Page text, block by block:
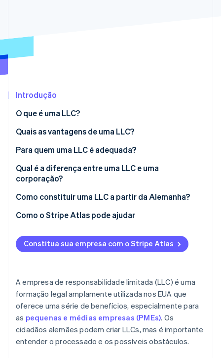
Veja como a Stripe está construindo a infraestrutura
Introdução
O que é uma LLC?
Quais as vantagens de uma LLC?
Limitação de responsabilidade
Flexibilidade tributária
Processos simplificados
Aquisição de capital facilitada
Excelente reputação no mercado dos EUA
Para quem uma LLC é adequada?
Empreendedores com foco nos EUA
Startups e empresas em crescimento
Titulares de status não domiciliado e empresários
em países de baixo imposto
Nômades digitais
Qual é a diferença entre uma LLC e uma
corporação?
Estrutura da empresa
Tributação
Administração
Como constituir uma LLC a partir da Alemanha?
Escolha um estado e verifique os nomes das
Registrar o contrato social de constituição
Elaborar um contrato operacional
Solicitar um Número de Identificação do
Empregador (EIN)
Abrir uma conta empresarial
Verificar licenças, permissões e vistos
Como o Stripe Atlas pode ajudar
Inscrever no Atlas
Aceitar pagamentos e movimentações bancárias
Compra de ações de fundador sem dinheiro em
espécie
Documentos legais de empresas de classe mundial
Um ano gratuito de Stripe Payments, além de 50 mil
dólares em créditos e descontos de parceiros
Constitua sua empresa com o Stripe Atlas
A empresa de responsabilidade limitada (LLC) é uma
formação legal amplamente utilizada nos EUA que
oferece uma série de benefícios, especialmente para
as pequenas e médias empresas (PMEs). Os
cidadãos alemães podem criar LLCs, mas é importante
entender o processado e os possíveis obstáculos.